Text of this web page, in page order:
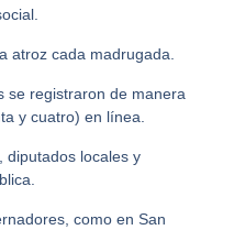
atroz cada madrugada.
se registraron de manera
y cuatro) en línea.
diputados locales y
como en San